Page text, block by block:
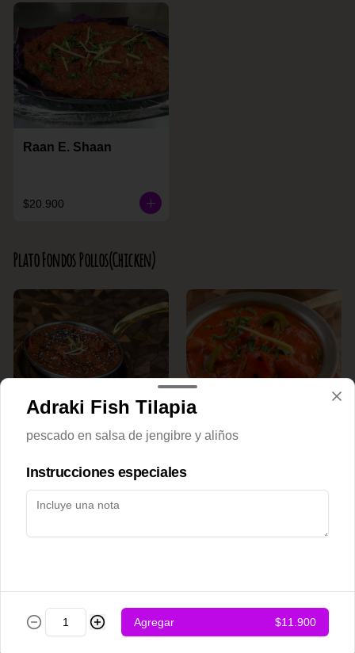
Raan E. Shaan
$20.900
Plato Fondos Pollos(Chicken)
Achari chicken
$12.500
Adraki chicken
$12.500
Adraki Fish Tilapia
pescado en salsa de jengibre y aliños
Instrucciones especiales
Agregar $11.900